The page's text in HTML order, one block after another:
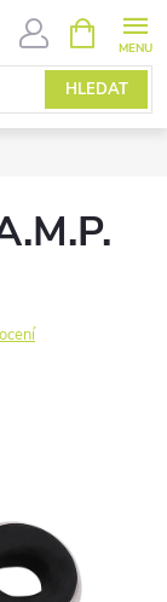
HLEDAT
NÁKUPNÍ
KOŠÍK